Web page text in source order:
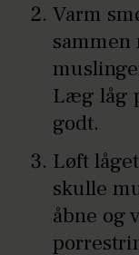
Varm
Læg låg
godt.
Løft
skulle
åbne og